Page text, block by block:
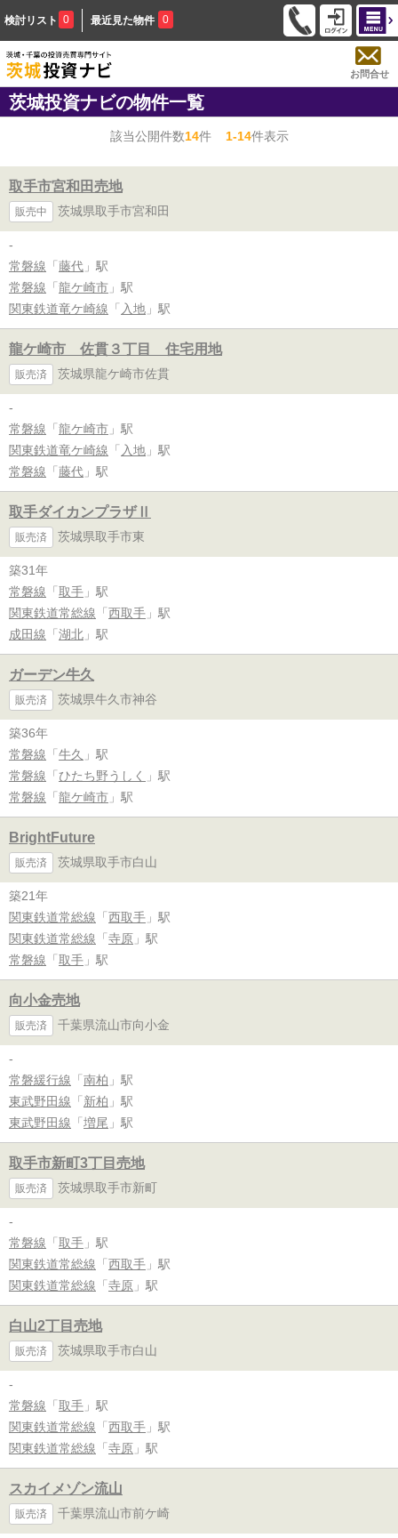
検討リスト 0 最近見た物件 0
お問合せ
茨城投資ナビの物件一覧
該当公開件数14件1-14件表示
取手市宮和田売地
販売中 茨城県取手市宮和田
-
常磐線 「 藤代 」駅
常磐線 「 龍ケ崎市 」駅
関東鉄道竜ケ崎線 「 入地 」駅
龍ケ崎市 佐貫３丁目 住宅用地
販売済 茨城県龍ケ崎市佐貫
-
常磐線 「 龍ケ崎市 」駅
関東鉄道竜ケ崎線 「 入地 」駅
常磐線 「 藤代 」駅
取手ダイカンプラザⅡ
販売済 茨城県取手市東
築31年
常磐線 「 取手 」駅
関東鉄道常総線 「 西取手 」駅
成田線 「 湖北 」駅
ガーデン牛久
販売済 茨城県牛久市神谷
築36年
常磐線 「 牛久 」駅
常磐線 「 ひたち野うしく
」駅
常磐線 「 龍ケ崎市 」駅
BrightFuture
販売済 茨城県取手市白山
築21年
関東鉄道常総線 「 西取手 」駅
関東鉄道常総線 「 寺原 」駅
常磐線 「 取手 」駅
向小金売地
販売済 千葉県流山市向小金
-
常磐緩行線 「 南柏 」駅
東武野田線 「 新柏 」駅
東武野田線 「 増尾 」駅
取手市新町3丁目売地
販売済 茨城県取手市新町
-
常磐線 「 取手 」駅
関東鉄道常総線 「 西取手 」駅
関東鉄道常総線 「 寺原 」駅
白山2丁目売地
販売済 茨城県取手市白山
-
常磐線 「 取手 」駅
関東鉄道常総線 「 西取手 」駅
関東鉄道常総線 「 寺原 」駅
スカイメゾン流山
販売済 千葉県流山市前ケ崎